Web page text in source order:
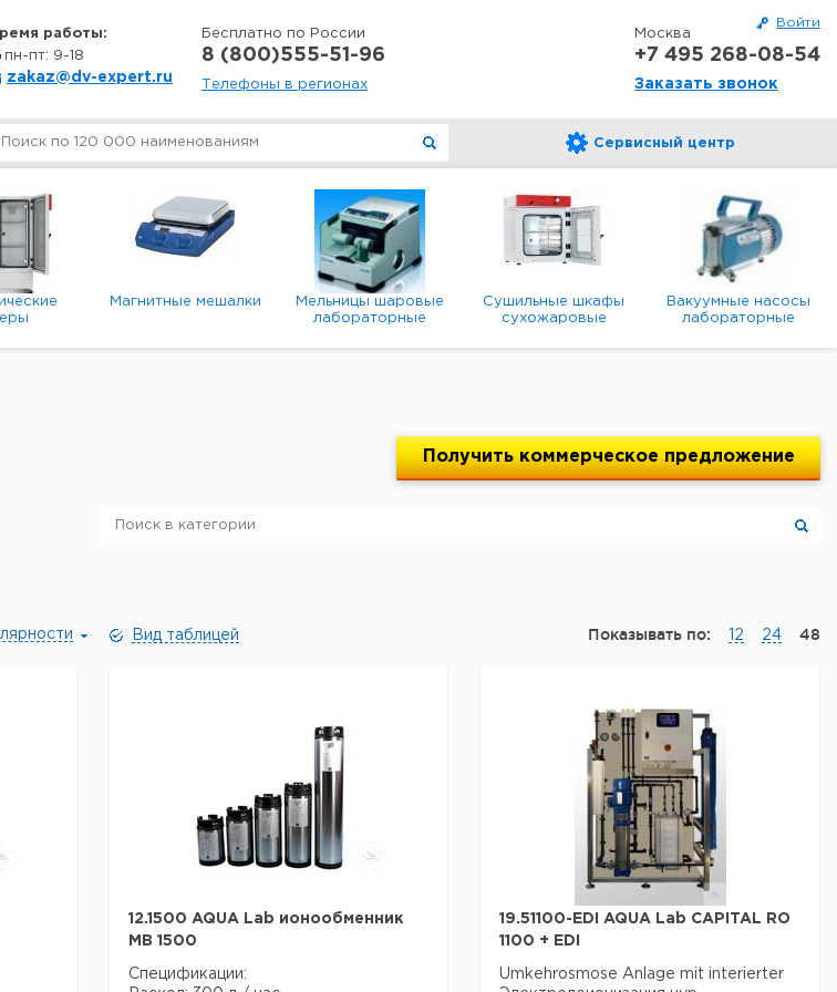
Войти
работы:
пн-пт: 9-18
zakaz@dv-expert.ru
Бесплатно по России
8 (800)555-51-96
Телефоны в регионах
Москва
+7 495 268-08-54
Заказать звонок
Сервисный центр
Магнитные мешалки
Мельницы шаровые
лабораторные
Сушильные шкафы
сухожаровые
Вакуумные насосы
лабораторные
мембранные
Получить коммерческое предложение
Вид таблицей Показывать по: 12 24 48
12.1500 AQUA Lab ионообменник
MB 1500
Спецификации:
19.51100-EDI AQUA Lab CAPITAL RO
1100 + EDI
Umkehrosmose Anlage mit interierter